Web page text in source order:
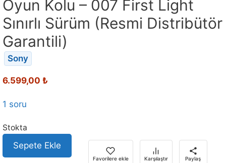
Oyun Kolu – 007 First Light
Sınırlı Sürüm (Resmi Distribütör
Garantili)
Sony
6.599,00 ₺
1 soru
Stokta
Sepete Ekle
Favorilere ekle Karşılaştır Paylaş